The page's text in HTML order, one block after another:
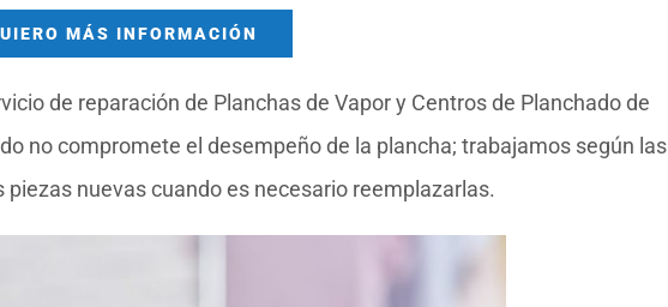
MÁS INFORMACIÓN
de reparación de Planchas de Vapor y Centros de Planchado de
no compromete el desempeño de la plancha; trabajamos según las
nuevas cuando es necesario reemplazarlas.